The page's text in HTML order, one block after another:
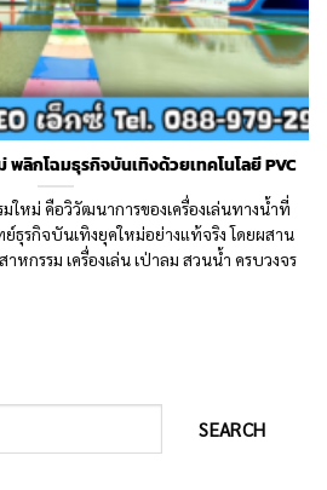
พลิกโฉมธุรกิจบันเทิงด้วยเทคโนโลยี PVC
ใหม่ คือวิวัฒนาการของเครื่องเล่นทางน้ำที่
รกิจบันเทิงยุคใหม่อย่างแท้จริง โดยผสาน
าหกรรม เครื่องเล่น เป่าลม สวนน้ำ ครบวงจร
SEARCH